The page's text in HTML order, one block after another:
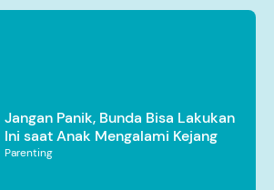
Jangan Panik, Bunda Bisa Lakukan
Ini saat Anak Mengalami Kejang
Parenting